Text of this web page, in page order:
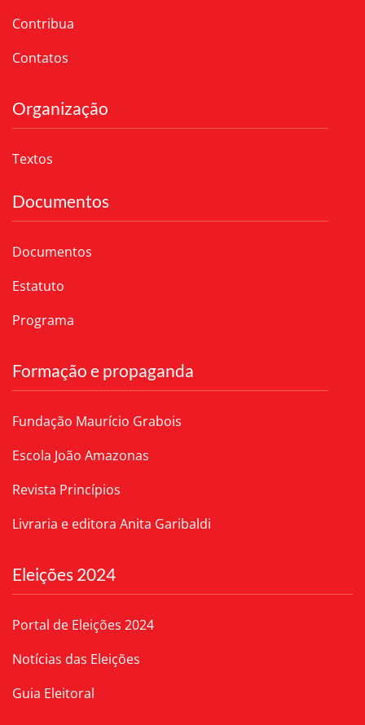
Contribua
Contatos
Organização
Textos
Documentos
Documentos
Estatuto
Programa
Formação e propaganda
Fundação Maurício Grabois
Escola João Amazonas
Revista Princípios
Livraria e editora Anita Garibaldi
Eleições 2024
Portal de Eleições 2024
Notícias das Eleições
Guia Eleitoral